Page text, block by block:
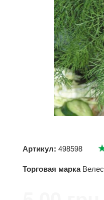
Артикул: 498598
Торговая марка Велес